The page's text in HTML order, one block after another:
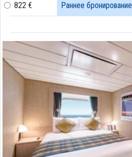
822 € Раннее бронирование